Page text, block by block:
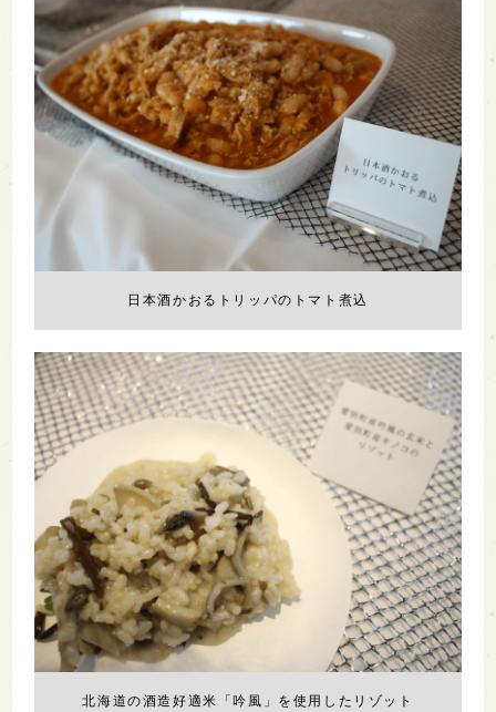
日本酒かおるトリッパのトマト煮込
北海道の酒造好適米「吟風」を使用したリゾット